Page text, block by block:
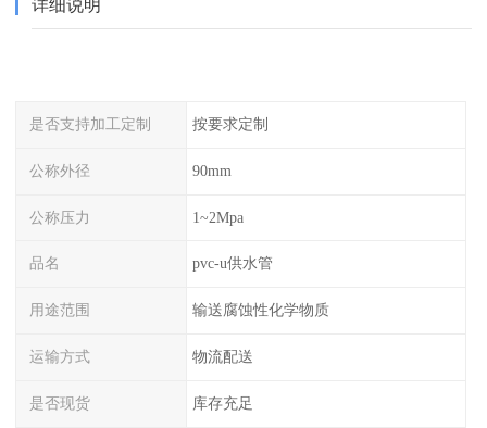
详细说明
是否支持加工定制 按要求定制
公称外径 90mm
公称压力 1~2Mpa
品名 pvc-u供水管
用途范围 输送腐蚀性化学物质
运输方式 物流配送
是否现货 库存充足